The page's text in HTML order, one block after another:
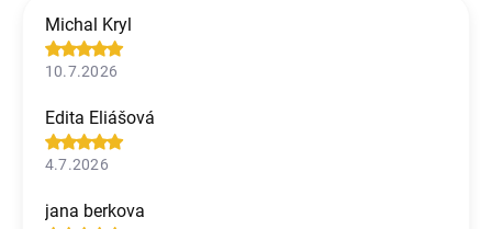
Michal Kryl
10.7.2026
Edita Eliášová
4.7.2026
jana berkova